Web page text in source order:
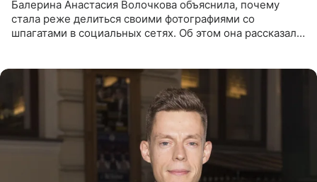
Балерина Анастасия Волочкова объяснила, почему
стала реже делиться своими фотографиями со
шпагатами в социальных сетях. Об этом она рассказала